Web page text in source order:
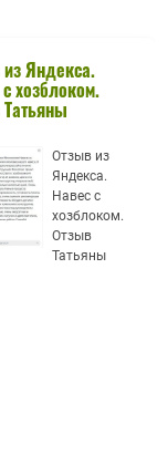
Яндекса.
хозблоком.
Отзыв из
Яндекса.
Навес с
хозблоком.
Отзыв
Татьяны